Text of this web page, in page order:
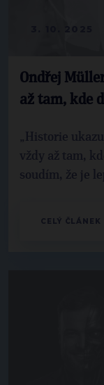
Ondřej
až tam, kde
„Historie
vždy až tam,
soudím, že je
CELÝ ČLÁNEK